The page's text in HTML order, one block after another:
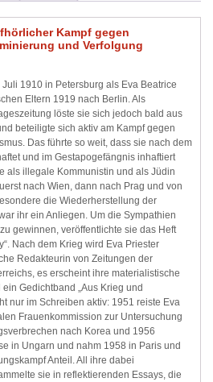
Kampf gegen
und Verfolgung
1910 in Petersburg als Eva Beatrice
Eltern 1919 nach Berlin. Als
löste sie sich jedoch bald aus
beteiligte sich aktiv am Kampf gegen
Das führte so weit, dass sie nach dem
und im Gestapogefängnis inhaftiert
als illegale Kommunistin und als Jüdin
nach Wien, dann nach Prag und von
die Wiederherstellung der
ihr ein Anliegen. Um die Sympathien
gewinnen, veröffentlichte sie das Heft
Nach dem Krieg wird Eva Priester
Redakteurin von Zeitungen der
es erscheint ihre materialistische
Gedichtband „Aus Krieg und
nur im Schreiben aktiv: 1951 reiste Eva
Frauenkommission zur Untersuchung
nach Korea und 1956
in Ungarn und nahm 1958 in Paris und
Anteil. All ihre dabei
sie in reflektierenden Essays, die